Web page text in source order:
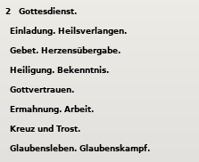
2 Gottesdienst.
Einladung. Heilsverlangen.
Gebet. Herzensübergabe.
Heiligung. Bekenntnis.
Gottvertrauen.
Ermahnung. Arbeit.
Kreuz und Trost.
Glaubensleben. Glaubenskampf.